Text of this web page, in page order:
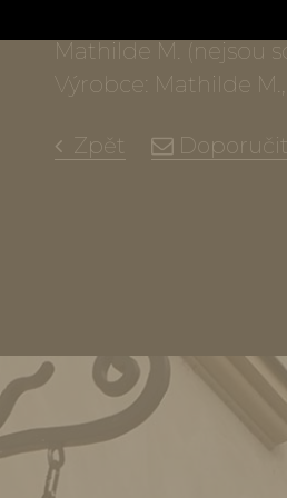
Mathilde M. (nejsou
Výrobce: Mathilde
Zpět